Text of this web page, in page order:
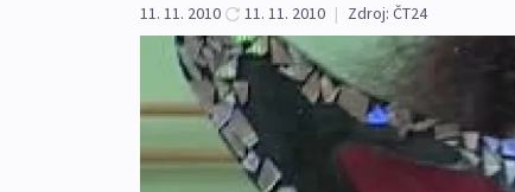
11. 11. 2010
11. 11. 2010 | Zdroj: ČT24